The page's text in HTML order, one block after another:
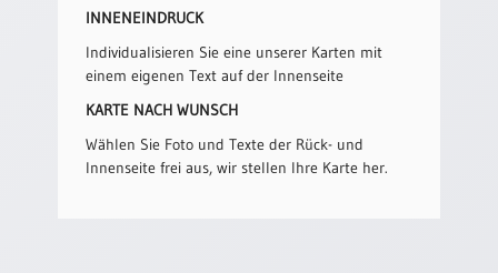
Urkunden
Poster
INNENEINDRUCK
Individualisieren Sie eine unserer Karten mit
einem eigenen Text auf der Innenseite
KARTE NACH WUNSCH
Wählen Sie Foto und Texte der Rück- und
Innenseite frei aus, wir stellen Ihre Karte her.